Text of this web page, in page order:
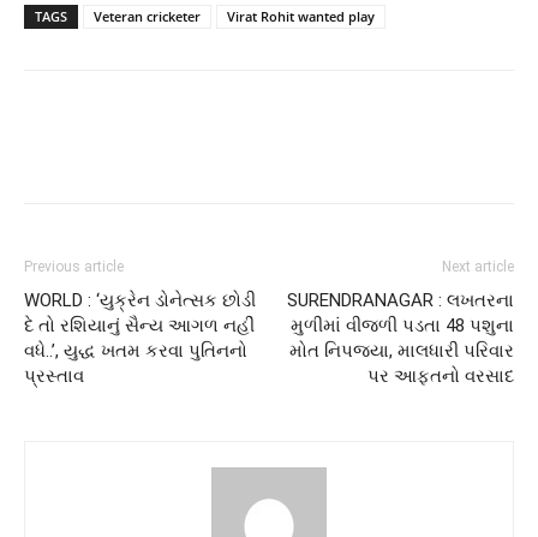
TAGS Veteran cricketer Virat Rohit wanted play
Previous article
WORLD : ‘યુક્રેન ડોનેત્સક છોડી
દે તો રશિયાનું સૈન્ય આગળ નહીં
વધે..’, યુદ્ધ ખતમ કરવા પુતિનનો
પ્રસ્તાવ
Next article
SURENDRANAGAR : લખતરના
મુળીમાં વીજળી પડતા 48 પશુના
મોત નિપજ્યા, માલધારી પરિવાર
પર આફતનો વરસાદ